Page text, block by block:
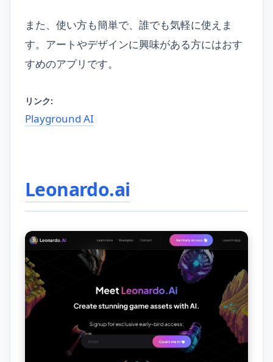
また、使い方も簡単で、誰でも気軽に使えま
す。アートやデザインに興味がある方にはおす
すめのアプリです。
リンク:
Playground AI
Leonardo.ai